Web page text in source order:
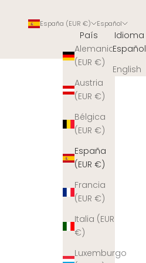
España (EUR €)
País
Alemania
(EUR €)
Austria
(EUR €)
Bélgica
(EUR €)
España
(EUR €)
Francia
(EUR €)
Italia (EUR
€)
Luxemburgo
Español
Idioma
Español
English